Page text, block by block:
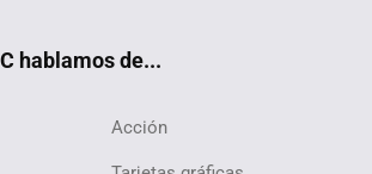
hablamos de...
Acción